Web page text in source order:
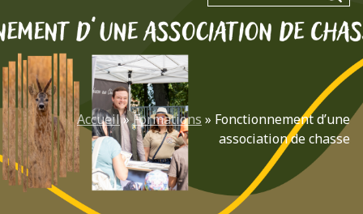
Accueil»Formations » Fonctionnement d’une
association de chasse